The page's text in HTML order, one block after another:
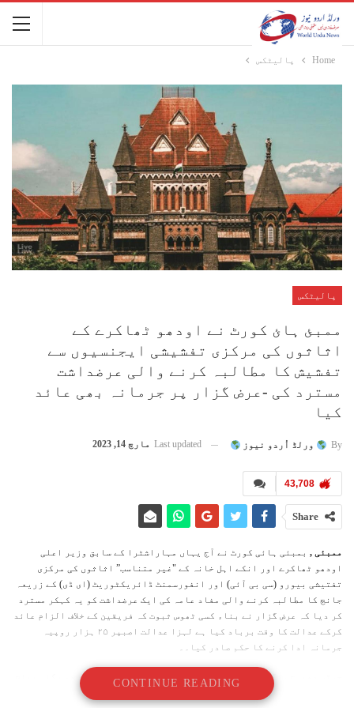
Home پالیٹکس
پالیٹکس
ممبئ ہائ کورٹ نے اودھو ٹھاکرے کے
اثاثوں کی مرکزی تفشیشی ایجنسیوں سے
تفشیش کا مطالبہ کرنے والی عرضداشت
مسترد کی -عرض گزار پر جرمانہ بھی عائد
کیا
By ورلڈ اُردو نیوز Last updated مارچ 14, 2023
43,708
Share
ممبئی , بمبئی ہائی کورٹ نے آج یہاں مہاراشٹرا کے سابق وزیر اعلی
اودھو ٹھاکرے اور انکے اہل خانہ کے "غیر متناسب” اثاثوں کی مرکزی
تفتیشی بیورو (سی بی آئی) اور انفورسمنٹ ڈائریکٹوریٹ (ای ڈی) کے زریعہ
جانچ کا مطالبہ کرنے والی مفاد عامہ کی ایک عرضداشت کو یہ کہکر مسترد
کر دیا کہ عرض گزار نے بناء کسی ٹھوس ثبوت کہ فریقین کے خلاف الزام عائد
کرکے عدالت کا وقت برباد کیا ہے لہزا عدالت اصبپر ٢۵ ہزار روپیہ
جرمانہ ادا کرنے کا حکم صادر کیا۔۔
جسٹس دھیرج سنگھ ٹھاکر اور جسٹس والمیکی مینیز پر مشتمل دو رکنی بینچ
نے 8 دسمبر کو اس معاملے میں اپنا فیصلہ محفوظ کیا تھا۔عدالت کے روبرو
CONTINUE READING